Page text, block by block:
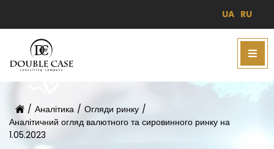
UA RU
/ Аналітика / Огляди ринку /
Аналітичний огляд валютного та сировинного ринку на
1.05.2023